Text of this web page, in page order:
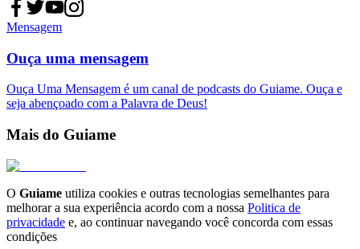
Mensagem
Ouça uma mensagem
Ouça Uma Mensagem é um canal de podcasts do Guiame. Ouça e
seja abençoado com a Palavra de Deus!
Mais do Guiame
O Guiame utiliza cookies e outras tecnologias semelhantes para
melhorar a sua experiência acordo com a nossa Politica de
privacidade e, ao continuar navegando você concorda com essas
condições